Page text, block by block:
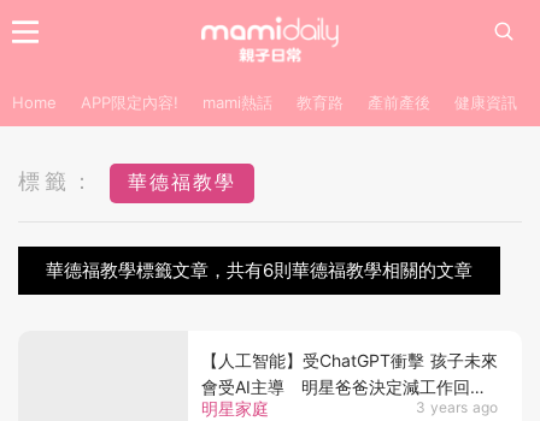
Home APP限定內容! mami熱話 教育路 產前產後 健康資訊
標籤： 華德福教學
華德福教學標籤文章，共有6則華德福教學相關的文章
明星家庭 3 years ago
【人工智能】受ChatGPT衝擊 孩子未來
會受AI主導 明星爸爸決定減工作回歸
家庭